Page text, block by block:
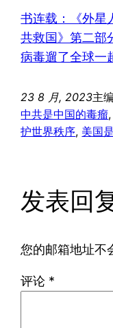
书连载：《外星
共救国》第二部
病毒遛了全球一
23 8 月, 2023主
中共是中国的毒瘤,
护世界秩序, 美国
发表回
您的邮箱地址不
评论 *